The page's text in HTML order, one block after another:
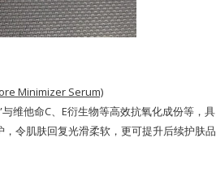
Minimizer Serum)
维他命C、E衍生物等高效抗氧化成份等，具
令肌肤回复光滑柔软，更可提升后续护肤品